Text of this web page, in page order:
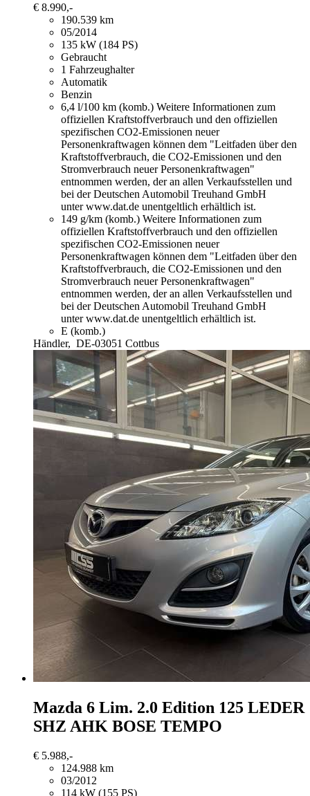
€ 8.990,-
190.539 km
05/2014
135 kW (184 PS)
Gebraucht
1 Fahrzeughalter
Automatik
Benzin
6,4 l/100 km (komb.) Weitere Informationen zum
offiziellen Kraftstoffverbrauch und den offiziellen
spezifischen CO2-Emissionen neuer
Personenkraftwagen können dem "Leitfaden über den
Kraftstoffverbrauch, die CO2-Emissionen und den
Stromverbrauch neuer Personenkraftwagen"
entnommen werden, der an allen Verkaufsstellen und
bei der Deutschen Automobil Treuhand GmbH
unter www.dat.de unentgeltlich erhältlich ist.
149 g/km (komb.) Weitere Informationen zum
offiziellen Kraftstoffverbrauch und den offiziellen
spezifischen CO2-Emissionen neuer
Personenkraftwagen können dem "Leitfaden über den
Kraftstoffverbrauch, die CO2-Emissionen und den
Stromverbrauch neuer Personenkraftwagen"
entnommen werden, der an allen Verkaufsstellen und
bei der Deutschen Automobil Treuhand GmbH
unter www.dat.de unentgeltlich erhältlich ist.
E (komb.)
Händler, DE-03051 Cottbus
Mazda 6 Lim. 2.0 Edition 125 LEDER
SHZ AHK BOSE TEMPO
€ 5.988,-
124.988 km
03/2012
114 kW (155 PS)